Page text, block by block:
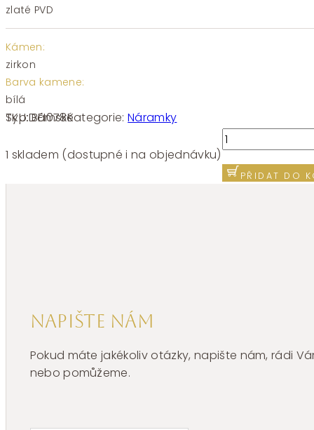
zlaté PVD
Kámen:
zirkon
Barva kamene:
bílá
SKU:BEI078Kategorie:Náramky
Typ:Dámské
1 skladem (dostupné i na objednávku)
Náramek
chirurgická
ocel
Brosway
PŘIDAT DO
Napište nám
Pokud máte jakékoliv otázky, napište nám, rádi
nebo pomůžeme.